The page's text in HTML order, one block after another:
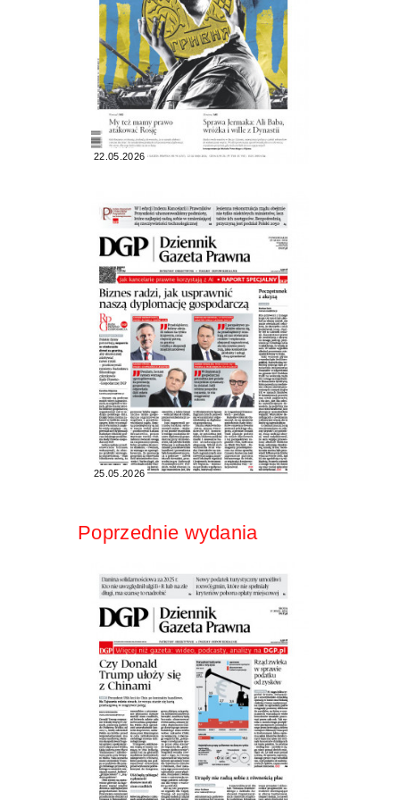
22.05.2026
25.05.2026
Poprzednie wydania